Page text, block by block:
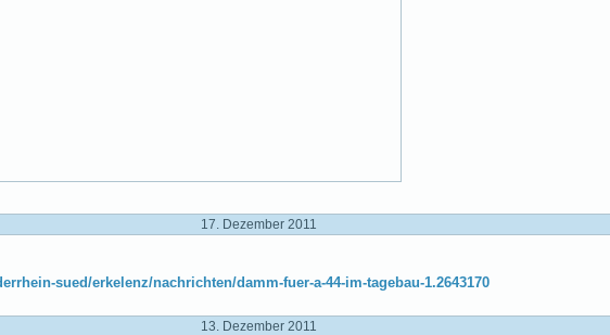
17. Dezember 2011
sued/erkelenz/nachrichten/damm-fuer-a-44-im-tagebau-1.2643170
13. Dezember 2011